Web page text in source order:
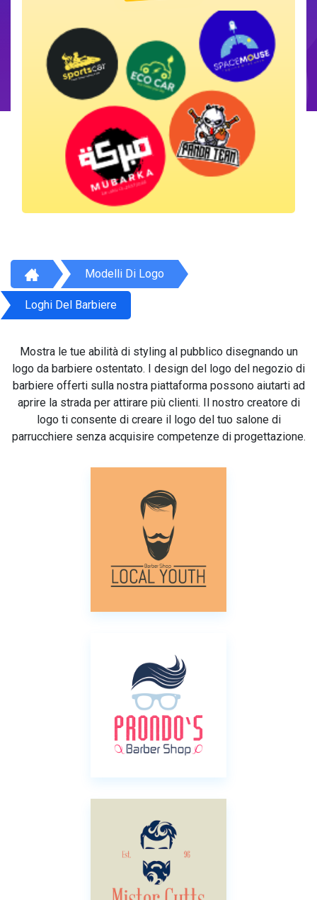
Modelli Di Logo
Loghi Del Barbiere
Mostra le tue abilità di styling al pubblico disegnando un
logo da barbiere ostentato. I design del logo del negozio di
barbiere offerti sulla nostra piattaforma possono aiutarti ad
aprire la strada per attirare più clienti. Il nostro creatore di
logo ti consente di creare il logo del tuo salone di
parrucchiere senza acquisire competenze di progettazione.